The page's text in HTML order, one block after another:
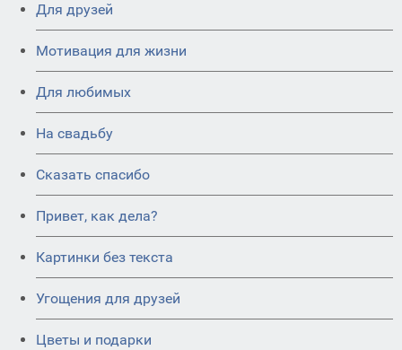
Для друзей
Мотивация для жизни
Для любимых
На свадьбу
Сказать спасибо
Привет, как дела?
Картинки без текста
Угощения для друзей
Цветы и подарки